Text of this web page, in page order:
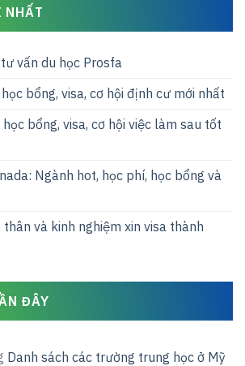
NHẤT
vấn du học Prosfa
bổng, visa, cơ hội định cư mới nhất
bổng, visa, cơ hội việc làm sau tốt
Ngành hot, học phí, học bổng và
và kinh nghiệm xin visa thành
ĐÂY
Danh sách các trường trung học ở Mỹ